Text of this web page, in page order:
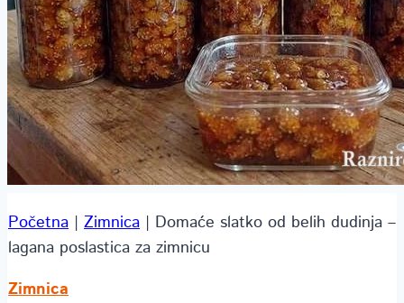
Početna | Zimnica | Domaće slatko od belih dudinja –
lagana poslastica za zimnicu
Zimnica